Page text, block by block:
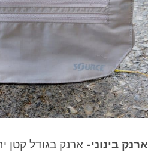
ארנק בינוני- ארנק בגודל קטן